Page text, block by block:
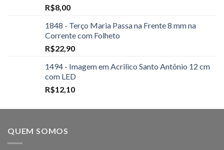
R$8,00
1848 - Terço Maria Passa na Frente 8 mm na
Corrente com Folheto
R$22,90
1494 - Imagem em Acrilico Santo Antõnio 12 cm
com LED
R$12,10
QUEM SOMOS